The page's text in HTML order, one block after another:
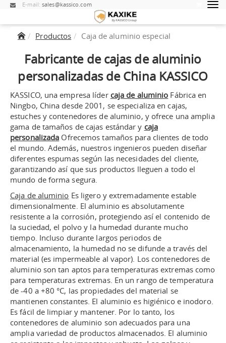
E-mail:sales@kassico.com
Productos Caja de aluminio especial
Fabricante de cajas de aluminio
personalizadas de China KASSICO
KASSICO, una empresa líder caja de aluminio Fábrica en
Ningbo, China desde 2001, se especializa en cajas,
estuches y contenedores de aluminio, y ofrece una amplia
gama de tamaños de cajas estándar y caja
personalizada Ofrecemos tamaños para clientes de todo
el mundo. Además, nuestros ingenieros pueden diseñar
diferentes espumas según las necesidades del cliente,
garantizando así que sus productos lleguen a todo el
mundo de forma segura.
Caja de aluminio Es ligero y extremadamente estable
dimensionalmente. El aluminio es absolutamente
resistente a la corrosión, protegiendo así el contenido de
la suciedad, el polvo y la humedad durante mucho
tiempo. Incluso durante largos periodos de
almacenamiento, la humedad no se difunde a través del
material (es impermeable al vapor). Los contenedores de
aluminio son tan aptos para temperaturas extremas como
para temperaturas extremas. En un rango de temperatura
de -40 a +80 °C, las propiedades del material se
mantienen constantes. El aluminio es higiénico e inodoro.
Es fácil de limpiar y mantener. Por lo tanto, los
contenedores de aluminio son adecuados para una
amplia variedad de productos almacenados. El aluminio